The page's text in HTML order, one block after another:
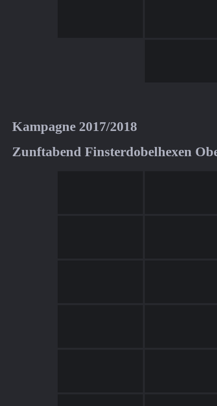
Kampagne 2017/2018
Zunftabend Finsterdobelhexen